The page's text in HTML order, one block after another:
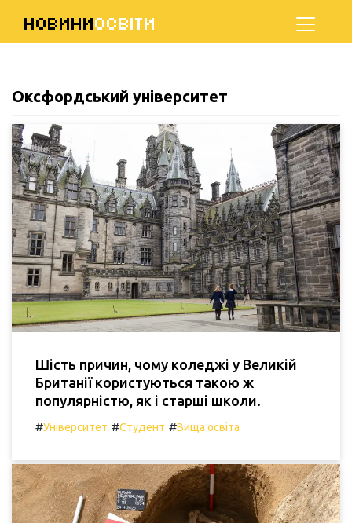
НОВИНИОСВІТИ
Оксфордський університет
Шість причин, чому коледжі у Великій
Британії користуються такою ж
популярністю, як і старші школи.
#Університет #Студент #Вища освіта